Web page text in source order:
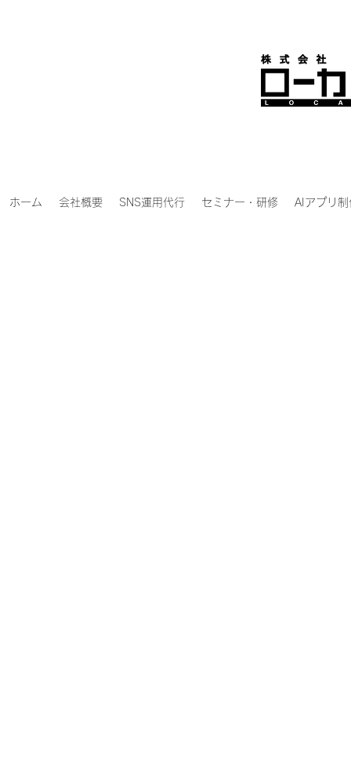
ホーム 会社概要 SNS運用代行 セミナー・研修 AIアプリ制